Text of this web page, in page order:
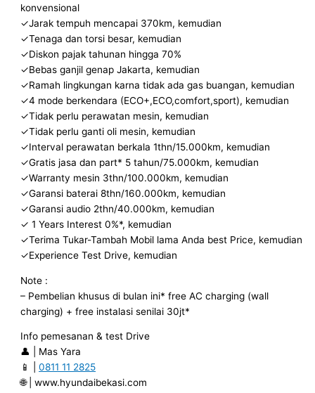
konvensional
✓Jarak tempuh mencapai 370km, kemudian
✓Tenaga dan torsi besar, kemudian
✓Diskon pajak tahunan hingga 70%
✓Bebas ganjil genap Jakarta, kemudian
✓Ramah lingkungan karna tidak ada gas buangan, kemudian
✓4 mode berkendara (ECO+,ECO,comfort,sport), kemudian
✓Tidak perlu perawatan mesin, kemudian
✓Tidak perlu ganti oli mesin, kemudian
✓Interval perawatan berkala 1thn/15.000km, kemudian
✓Gratis jasa dan part* 5 tahun/75.000km, kemudian
✓Warranty mesin 3thn/100.000km, kemudian
✓Garansi baterai 8thn/160.000km, kemudian
✓Garansi audio 2thn/40.000km, kemudian
✓ 1 Years Interest 0%*, kemudian
✓Terima Tukar-Tambah Mobil lama Anda best Price, kemudian
✓Experience Test Drive, kemudian
Note :
– Pembelian khusus di bulan ini* free AC charging (wall
charging) + free instalasi senilai 30jt*
Info pemesanan & test Drive
👤 | Mas Yara
📱 |0811 11 2825
🌐 | www.hyundaibekasi.com